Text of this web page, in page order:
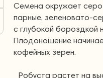
Семена окружает
парные, зеленовато-
с глубокой бороздкой
Плодоношение
кофейных зерен.
Робуста растет на